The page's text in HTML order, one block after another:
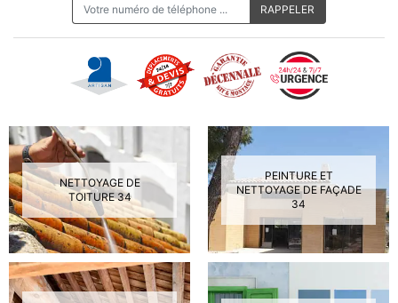
NETTOYAGE DE
TOITURE 34
PEINTURE ET
NETTOYAGE DE FAÇADE
34